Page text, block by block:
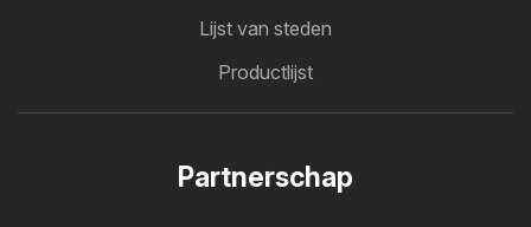
Lijst van steden
Productlijst
Partnerschap